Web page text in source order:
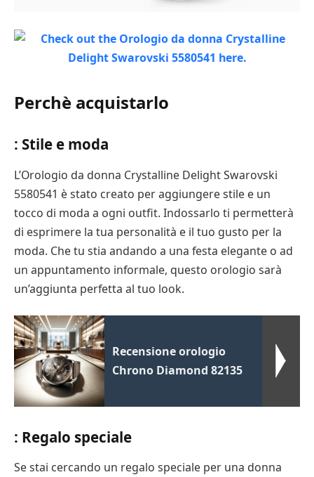
Perchè acquistarlo
: Stile e moda
L’Orologio da donna Crystalline Delight Swarovski
5580541 è stato creato per aggiungere stile e un
tocco di moda a ogni outfit. Indossarlo ti permetterà
di esprimere la tua personalità e il tuo gusto per la
moda. Che tu stia andando a una festa elegante o ad
un appuntamento informale, questo orologio sarà
un’aggiunta perfetta al tuo look.
Recensione orologio
Chrono Diamond 82135
: Regalo speciale
Se stai cercando un regalo speciale per una donna